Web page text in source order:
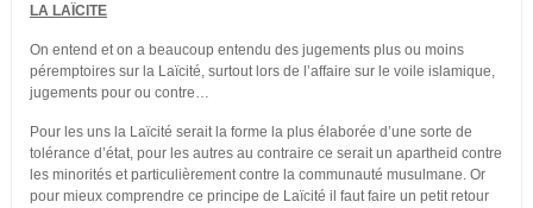
LA LAÏCITE
On entend et on a beaucoup entendu des jugements plus ou moins
péremptoires sur la Laïcité, surtout lors de l’affaire sur le voile islamique,
jugements pour ou contre…
Pour les uns la Laïcité serait la forme la plus élaborée d’une sorte de
tolérance d’état, pour les autres au contraire ce serait un apartheid contre
les minorités et particulièrement contre la communauté musulmane. Or
pour mieux comprendre ce principe de Laïcité il faut faire un petit retour